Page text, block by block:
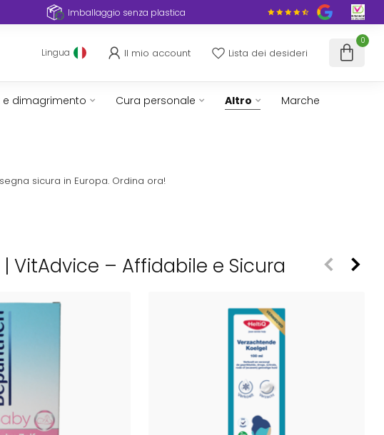
Imballaggio senza plastica
Lingua Il mio account Lista dei desideri
0
e dimagrimento Cura personale Altro Marche
sicura in Europa. Ordina ora!
VitAdvice – Affidabile e Sicura